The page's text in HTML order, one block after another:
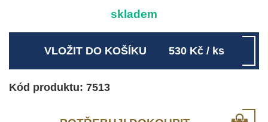
Kód produktu: 7513
skladem
VLOŽIT DO KOŠÍKU 530 Kč/ ks